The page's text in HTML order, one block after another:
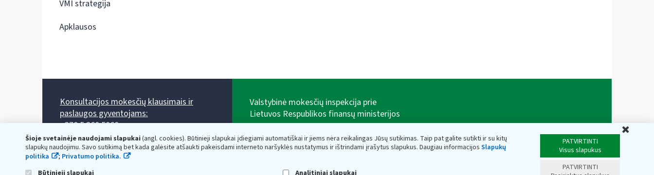
Šioje svetainėje naudojami slapukai(angl. cookies). Būtinieji slapukai įdiegiami automatiškai ir jiems nėra reikalingas Jūsų sutikimas. Taip pat galite sutikti ir su kitų
slapukų naudojimu. Savo sutikimą bet kada galėsite atšaukti pakeisdami interneto naršyklės nustatymus ir ištrindami įrašytus slapukus. Daugiau informacijos Slapukų
politika
; Privatumo politika.
Būtinieji slapukai
Analitiniai slapukai
PATVIRTINTI
Visus slapukus
PATVIRTINTI
VMI strategija
Apklausos
Konsultacijos mokesčių klausimais ir
paslaugos gyventojams:
+370 5 260 5060
Darbo laikas: I-IV 8.00-17.00, V 8.00-15.45.
Prieššventinę dieną - viena valanda trumpiau.
Kiekvieno mėnesio antrą penktadienį 8.00 val. - 12.00 val.
Valstybinė mokesčių inspekcija prie
Lietuvos Respublikos finansų ministerijos
adresas: Vasario 16-osios g. 14, 01107 Vilnius, Lietuva,
el.paštas:vmi@vmi.lt, E. pristatymo dėžutės adresas
Lietuvos Respublikos finansų ministerijos kaupiami ir